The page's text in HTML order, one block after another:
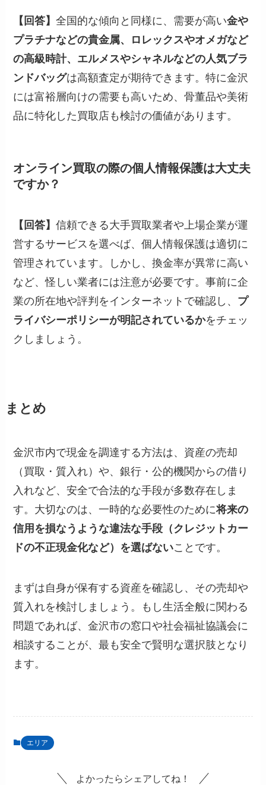
【回答】全国的な傾向と同様に、需要が高い金や
プラチナなどの貴金属、ロレックスやオメガなど
の高級時計、エルメスやシャネルなどの人気ブラ
ンドバッグは高額査定が期待できます。特に金沢
には富裕層向けの需要も高いため、骨董品や美術
品に特化した買取店も検討の価値があります。
オンライン買取の際の個人情報保護は大丈夫
ですか？
【回答】信頼できる大手買取業者や上場企業が運
営するサービスを選べば、個人情報保護は適切に
管理されています。しかし、換金率が異常に高い
など、怪しい業者には注意が必要です。事前に企
業の所在地や評判をインターネットで確認し、 プ
ライバシーポリシーが明記されているかをチェッ
クしましょう。
まとめ
金沢市内で現金を調達する方法は、資産の売却
（買取・質入れ）や、銀行・公的機関からの借り
入れなど、安全で合法的な手段が多数存在しま
す。大切なのは、一時的な必要性のために将来の
信用を損なうような違法な手段（クレジットカー
ドの不正現金化など）を選ばないことです。
まずは自身が保有する資産を確認し、その売却や
質入れを検討しましょう。もし生活全般に関わる
問題であれば、金沢市の窓口や社会福祉協議会に
相談することが、最も安全で賢明な選択肢となり
ます。
エリア
よかったらシェアしてね！